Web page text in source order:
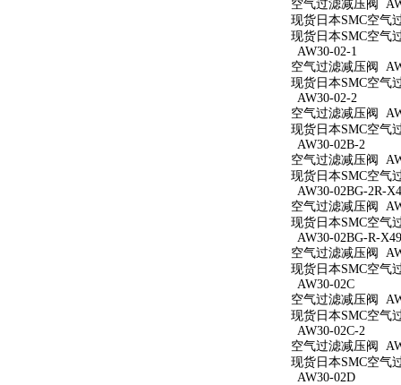
空气过滤减压阀
现货日本SMC空气
现货日本SMC空气
AW30-02-1
空气过滤减压阀
现货日本SMC空气
AW30-02-2
空气过滤减压阀
现货日本SMC空气
AW30-02B-2
空气过滤减压阀
现货日本SMC空气
AW30-02BG-2R-
空气过滤减压阀
现货日本SMC空气
AW30-02BG-R-
空气过滤减压阀
现货日本SMC空气
AW30-02C
空气过滤减压阀
现货日本SMC空气
AW30-02C-2
空气过滤减压阀
现货日本SMC空气
AW30-02D